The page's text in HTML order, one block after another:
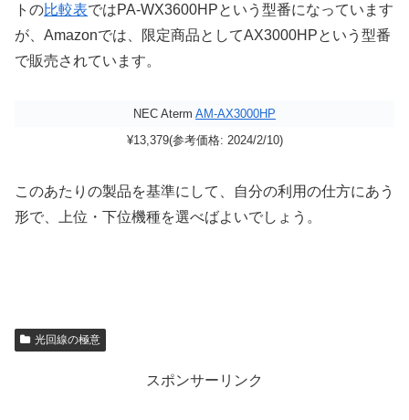
トの比較表ではPA-WX3600HPという型番になっています
が、Amazonでは、限定商品としてAX3000HPという型番
で販売されています。
NEC Aterm AM-AX3000HP
¥13,379(参考価格: 2024/2/10)
このあたりの製品を基準にして、自分の利用の仕方にあう
形で、上位・下位機種を選べばよいでしょう。
光回線の極意
スポンサーリンク